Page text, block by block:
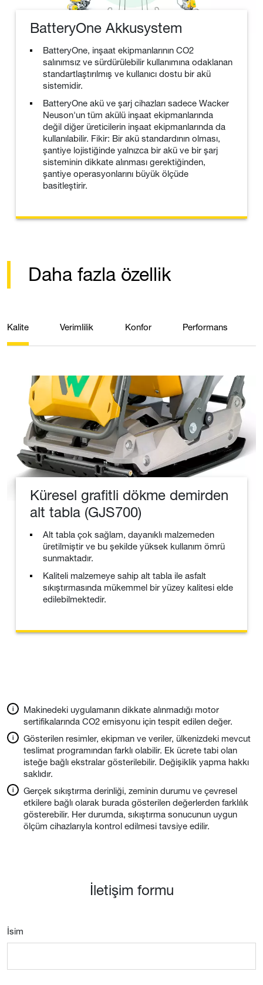
BatteryOne Akkusystem
BatteryOne, inşaat ekipmanlarının CO2
salınımsız ve sürdürülebilir kullanımına odaklanan
standartlaştırılmış ve kullanıcı dostu bir akü
sistemidir.
BatteryOne akü ve şarj cihazları sadece Wacker
Neuson'un tüm akülü inşaat ekipmanlarında
değil diğer üreticilerin inşaat ekipmanlarında da
kullanılabilir. Fikir: Bir akü standardının olması,
şantiye lojistiğinde yalnızca bir akü ve bir şarj
sisteminin dikkate alınması gerektiğinden,
şantiye operasyonlarını büyük ölçüde
basitleştirir.
Daha fazla özellik
Kalite Verimlilik Konfor Performans
Küresel grafitli dökme demirden
alt tabla (GJS700)
Alt tabla çok sağlam, dayanıklı malzemeden
üretilmiştir ve bu şekilde yüksek kullanım ömrü
sunmaktadır.
Kaliteli malzemeye sahip alt tabla ile asfalt
sıkıştırmasında mükemmel bir yüzey kalitesi elde
edilebilmektedir.
Makinedeki uygulamanın dikkate alınmadığı motor
sertifikalarında CO2 emisyonu için tespit edilen değer.
Gösterilen resimler, ekipman ve veriler, ülkenizdeki mevcut
teslimat programından farklı olabilir. Ek ücrete tabi olan
isteğe bağlı ekstralar gösterilebilir. Değişiklik yapma hakkı
saklıdır.
Gerçek sıkıştırma derinliği, zeminin durumu ve çevresel
etkilere bağlı olarak burada gösterilen değerlerden farklılık
gösterebilir. Her durumda, sıkıştırma sonucunun uygun
ölçüm cihazlarıyla kontrol edilmesi tavsiye edilir.
İletişim formu
İsim